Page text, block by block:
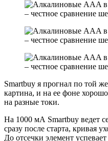
Smartbuy я прогнал по той
картина, и на ее фоне
на разные токи.
На 1000 мА Smartbuy ведет
сразу после старта, кривая
До отсечки элемент